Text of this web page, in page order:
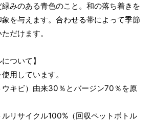
みのある青色のこと。和の落ち着きを
を与えます。合わせる帯によって季節
だけます。
ついて】
用しています。
ウキビ）由来30％とバージン70％を原
リサイクル100%（回収ペットボトル